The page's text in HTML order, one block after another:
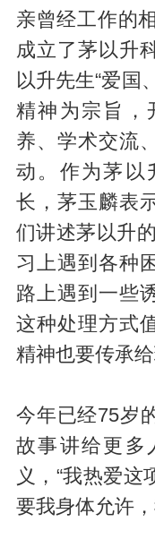
亲曾经工作的
成立了茅以升
以升先生“爱国
精神为宗旨，
养、学术交流
动。作为茅以
长，茅玉麟表
们讲述茅以升
习上遇到各种
路上遇到一些
这种处理方式
精神也要传承
今年已经75岁
故事讲给更多
义，“我热爱这
要我身体允许